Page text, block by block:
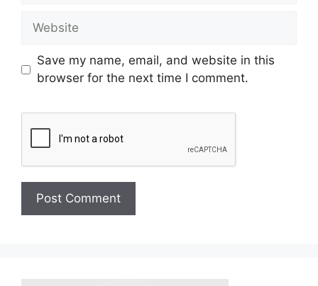
Save my name, email, and website in this
browser for the next time I comment.